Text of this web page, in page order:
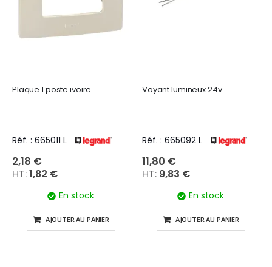
Plaque 1 poste ivoire
Réf. : 665011 L
2,18 €
1,82 €
En stock
AJOUTER AU PANIER
Voyant lumineux 24v
Réf. : 665092 L
11,80 €
9,83 €
En stock
AJOUTER AU PANIER